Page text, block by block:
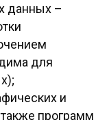
данных –
для
и
программ